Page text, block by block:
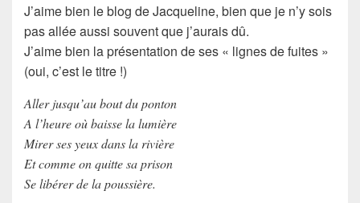
J’aime bien le blog deJacqueline, bien que je n’y sois
pas allée aussi souvent que j’aurais dû.
J’aime bien la présentation de ses « lignes de fuites »
(oui, c’est le titre !)
Aller jusqu’au bout du ponton
A l’heure où baisse la lumière
Mirer ses yeux dans la rivière
Et comme on quitte sa prison
Se libérer de la poussière.